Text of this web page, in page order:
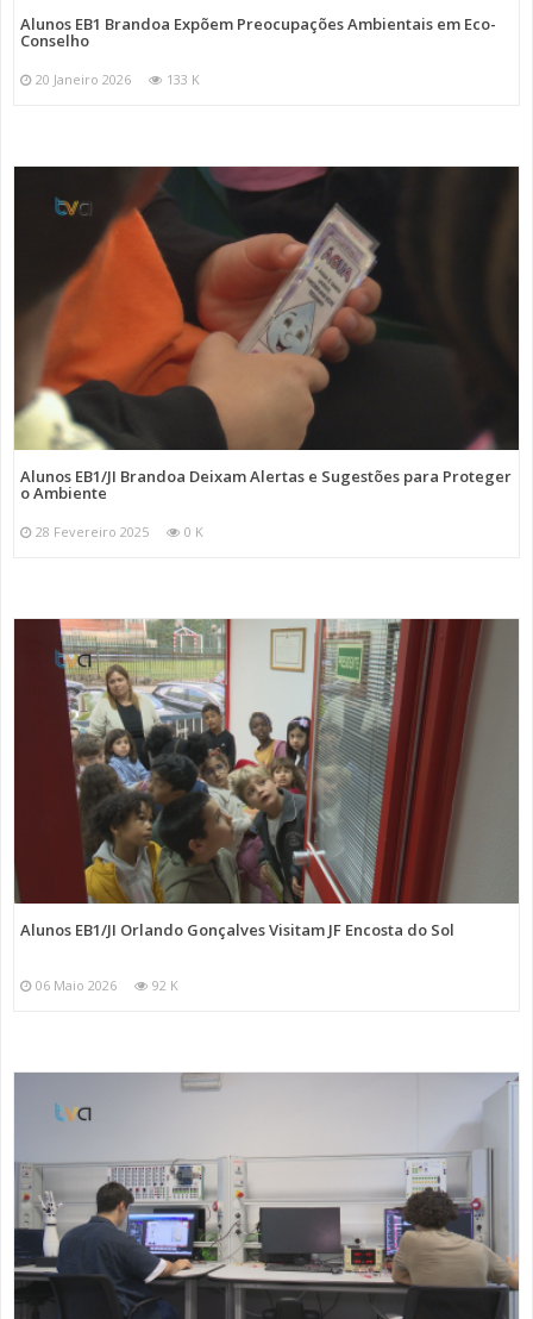
Alunos EB1 Brandoa Expõem Preocupações Ambientais em Eco-
Conselho
20 Janeiro 2026 133 K
Alunos EB1/JI Brandoa Deixam Alertas e Sugestões para Proteger
o Ambiente
28 Fevereiro 2025 0 K
Alunos EB1/JI Orlando Gonçalves Visitam JF Encosta do Sol
06 Maio 2026 92 K